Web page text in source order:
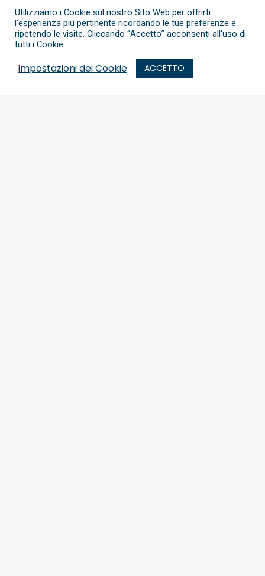
INVIA
Utilizziamo i Cookie sul nostro Sito Web per offrirti
l'esperienza più pertinente ricordando le tue preferenze e
ripetendo le visite. Cliccando “Accetto” acconsenti all'uso di
tutti i Cookie.
Impostazioni dei Cookie ACCETTO